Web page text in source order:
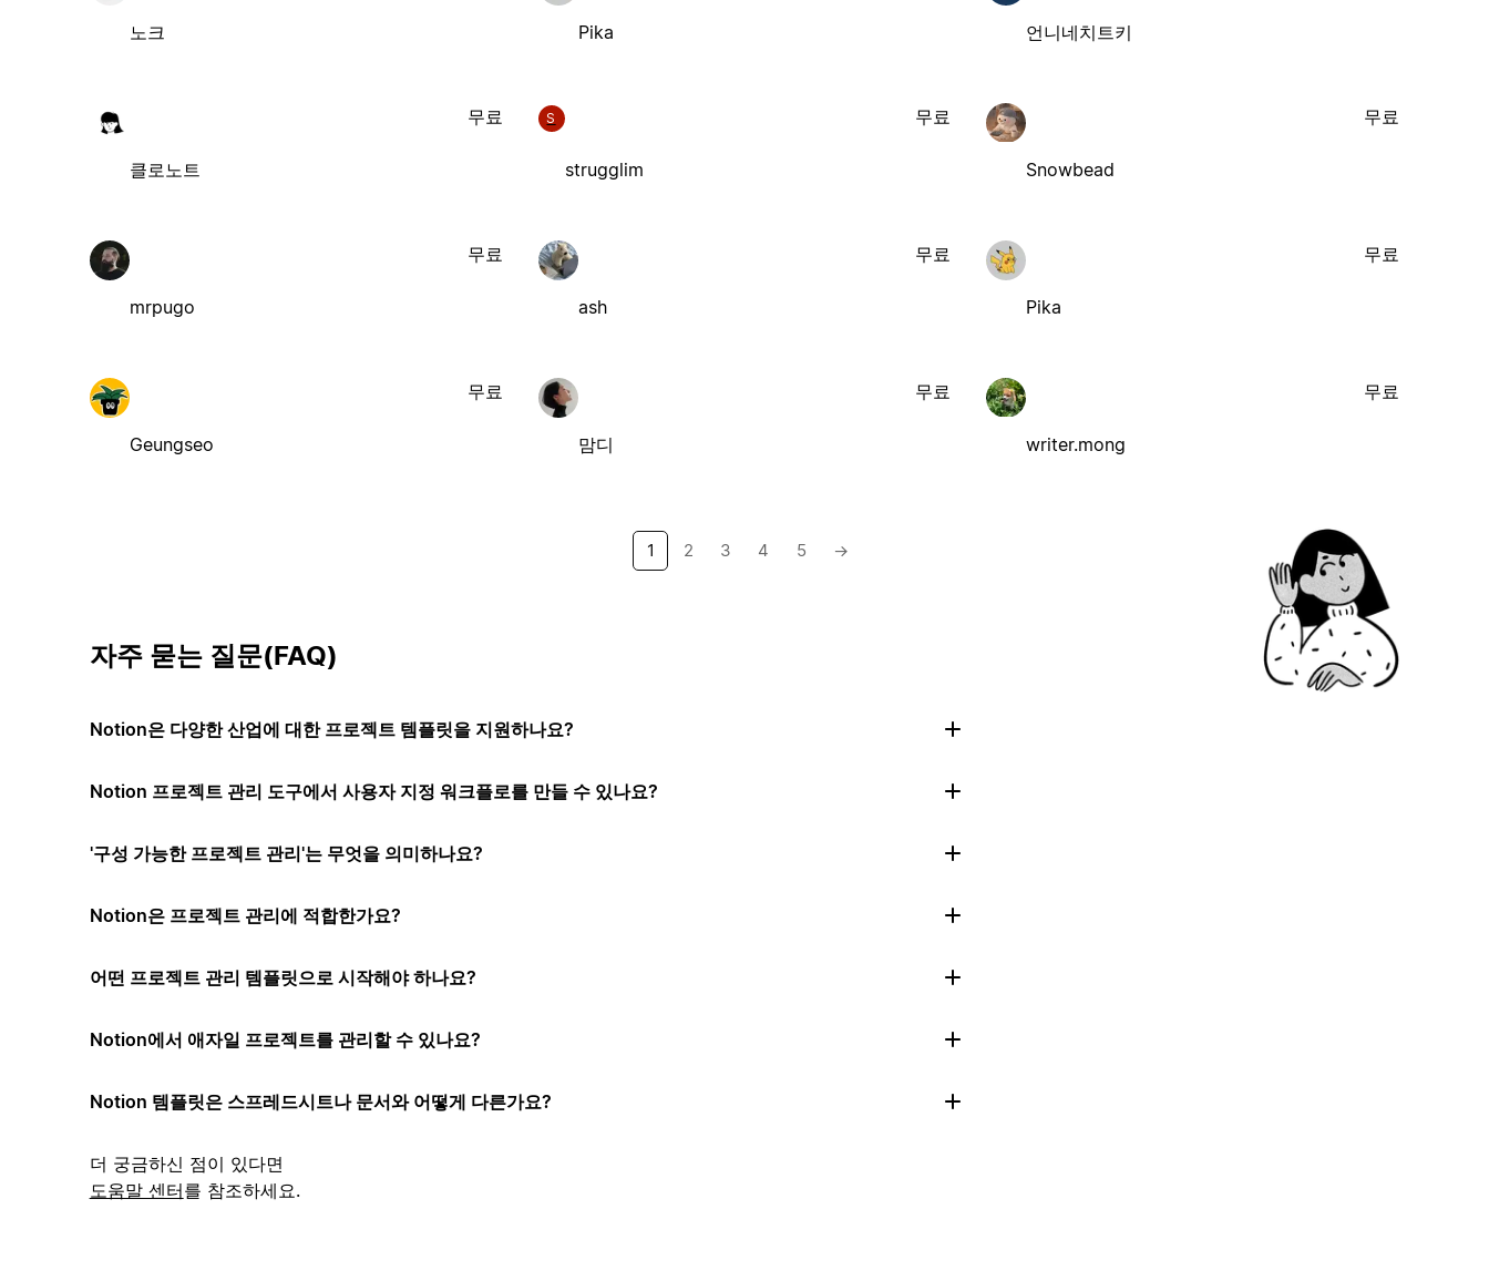
노크 Pika 언니네치트키
클로노트
무료 S
strugglim
무료
Snowbead
무료
mrpugo
무료
ash
무료
Pika
무료
Geungseo
무료
맘디
무료
writer.mong
무료
1 2 3 4 5 →
자주 묻는 질문(FAQ)
Notion은 다양한 산업에 대한 프로젝트 템플릿을 지원하나요?
Notion 프로젝트 관리 도구에서 사용자 지정 워크플로를 만들 수 있나요?
'구성 가능한 프로젝트 관리'는 무엇을 의미하나요?
Notion은 프로젝트 관리에 적합한가요?
어떤 프로젝트 관리 템플릿으로 시작해야 하나요?
Notion에서 애자일 프로젝트를 관리할 수 있나요?
Notion 템플릿은 스프레드시트나 문서와 어떻게 다른가요?
더 궁금하신 점이 있다면
도움말 센터를 참조하세요.